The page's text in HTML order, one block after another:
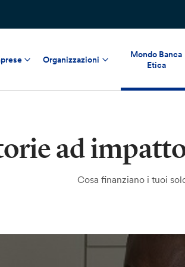
Organizzazioni
Mondo Banca
Etica
ad
Cosa finanziano i tuoi